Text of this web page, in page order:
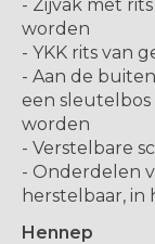
- Zijvak met
worden
- YKK rits van
- Aan de
een sleutelbos
worden
- Verstelbare
- Onderdelen
herstelbaar,
Hennep